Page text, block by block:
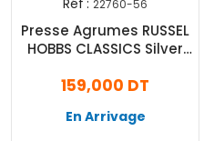
Réf : 22760-56
Presse Agrumes RUSSEL
HOBBS CLASSICS Silver
159,000 DT
En Arrivage